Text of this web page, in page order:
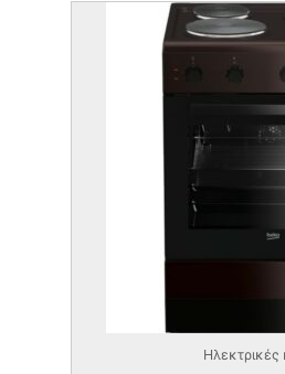
Ηλεκτρικές